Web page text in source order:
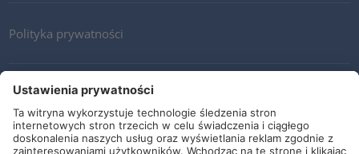
Polityka prywatności
Kontakt